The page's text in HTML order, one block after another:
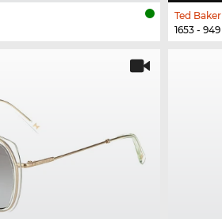
Ted Baker
1653 - 949